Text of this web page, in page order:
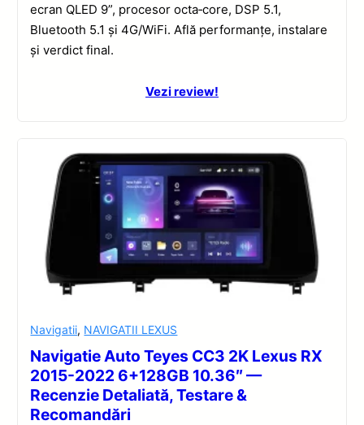
ecran QLED 9”, procesor octa‑core, DSP 5.1,
Bluetooth 5.1 și 4G/WiFi. Află performanțe, instalare
și verdict final.
Vezi review!
Navigatii, NAVIGATII LEXUS
Navigatie Auto Teyes CC3 2K Lexus RX
2015-2022 6+128GB 10.36″ —
Recenzie Detaliată, Testare &
Recomandări